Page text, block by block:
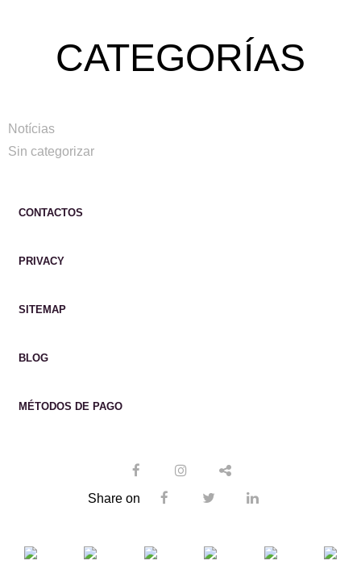
CATEGORÍAS
Notícias
Sin categorizar
CONTACTOS
PRIVACY
SITEMAP
BLOG
MÉTODOS DE PAGO
Share on